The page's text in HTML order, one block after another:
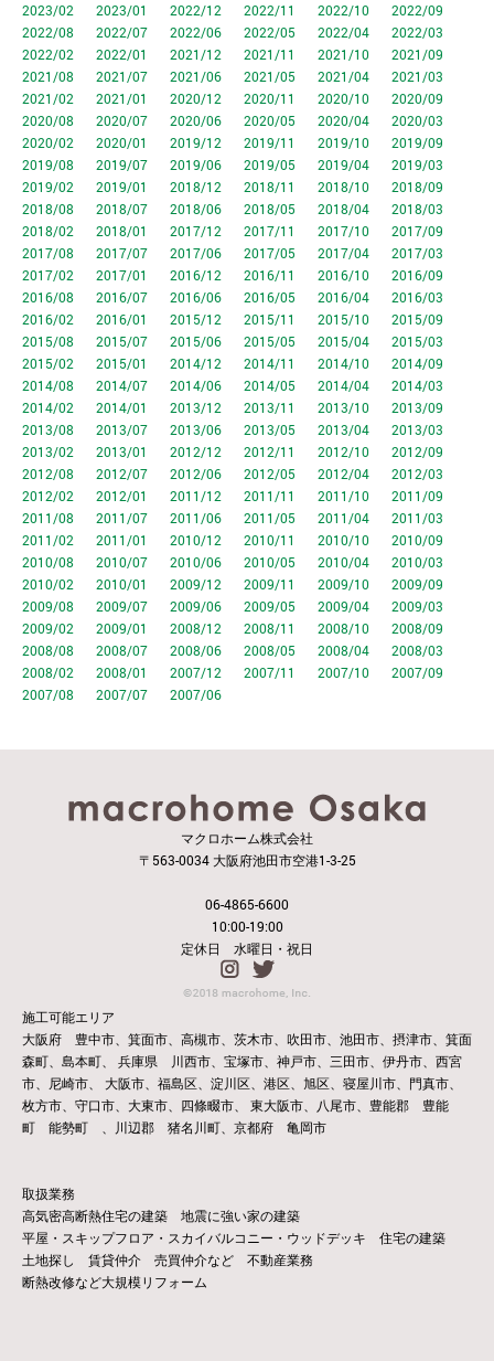
2023/02
2023/01 2022/12 2022/11 2022/10
2022/09
2022/08
2022/07 2022/06 2022/05 2022/04
2022/03
2022/02
2022/01 2021/12 2021/11 2021/10
2021/09
2021/08
2021/07 2021/06 2021/05 2021/04
2021/03
2021/02
2021/01 2020/12 2020/11 2020/10
2020/09
2020/08
2020/07 2020/06 2020/05 2020/04
2020/03
2020/02
2020/01 2019/12 2019/11 2019/10
2019/09
2019/08
2019/07 2019/06 2019/05 2019/04
2019/03
2019/02
2019/01 2018/12 2018/11 2018/10
2018/09
2018/08
2018/07 2018/06 2018/05 2018/04
2018/03
2018/02
2018/01 2017/12 2017/11 2017/10
2017/09
2017/08
2017/07 2017/06 2017/05 2017/04
2017/03
2017/02
2017/01 2016/12 2016/11 2016/10
2016/09
2016/08
2016/07 2016/06 2016/05 2016/04
2016/03
2016/02
2016/01 2015/12 2015/11 2015/10
2015/09
2015/08
2015/07 2015/06 2015/05 2015/04
2015/03
2015/02
2015/01 2014/12 2014/11 2014/10
2014/09
2014/08
2014/07 2014/06 2014/05 2014/04
2014/03
2014/02
2014/01 2013/12 2013/11 2013/10
2013/09
2013/08
2013/07 2013/06 2013/05 2013/04
2013/03
2013/02
2013/01 2012/12 2012/11 2012/10
2012/09
2012/08
2012/07 2012/06 2012/05 2012/04
2012/03
2012/02
2012/01 2011/12 2011/11 2011/10
2011/09
2011/08
2011/07 2011/06 2011/05 2011/04
2011/03
2011/02
2011/01 2010/12 2010/11 2010/10
2010/09
2010/08
2010/07 2010/06 2010/05 2010/04
2010/03
2010/02
2010/01 2009/12 2009/11 2009/10
2009/09
2009/08
2009/07 2009/06 2009/05 2009/04
2009/03
2009/02
2009/01 2008/12 2008/11 2008/10
2008/09
2008/08
2008/07 2008/06 2008/05 2008/04
2008/03
2008/02
2008/01 2007/12 2007/11 2007/10
2007/09
2007/08
2007/07 2007/06
マクロホーム株式会社
〒563-0034 大阪府池田市空港1-3-25
06-4865-6600
10:00-19:00
定休日 水曜日・祝日
施工可能エリア
大阪府 豊中市、箕面市、高槻市、茨木市、吹田市、池田市、摂津市、箕面
森町、島本町、
兵庫県 川西市、宝塚市、神戸市、三田市、伊丹市、西宮
市、尼崎市、
大阪市、福島区、淀川区、港区、旭区、寝屋川市、門真市、
枚方市、守口市、大東市、四條畷市、
東大阪市、八尾市、豊能郡 豊能
町 能勢町 、川辺郡 猪名川町、京都府 亀岡市
取扱業務
高気密高断熱住宅の建築 地震に強い家の建築
平屋・スキップフロア・スカイバルコニー・ウッドデッキ 住宅の建築
土地探し 賃貸仲介 売買仲介など 不動産業務
断熱改修など大規模リフォーム